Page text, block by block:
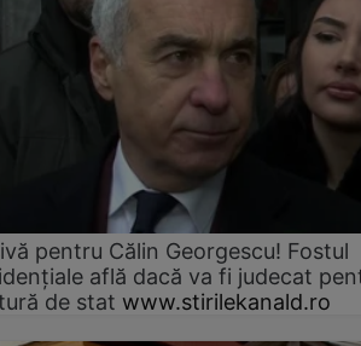
pentru Călin Georgescu! Fostul
află dacă va fi judecat
de stat www.stirilekanald.ro